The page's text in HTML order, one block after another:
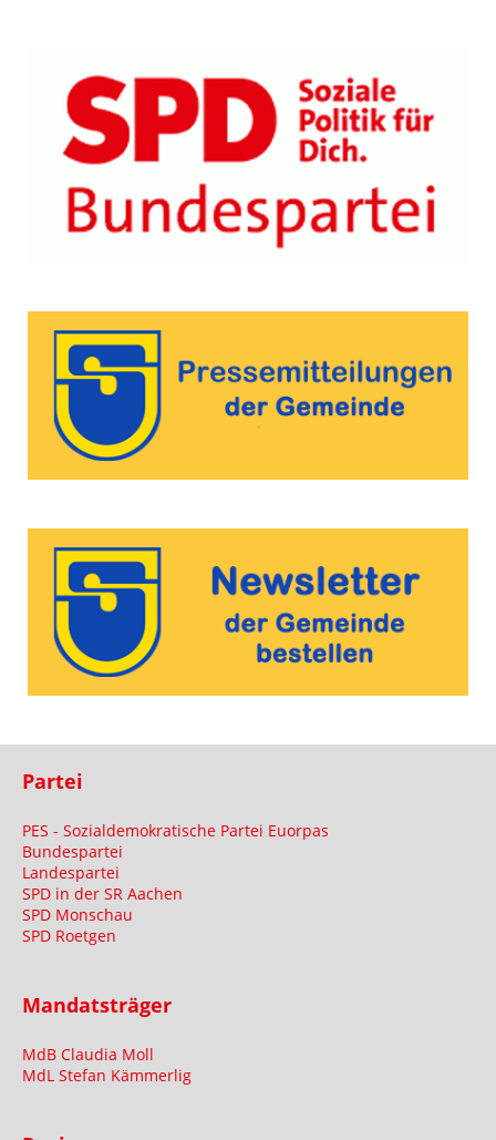
Partei
PES - Sozialdemokratische Partei Euorpas
Bundespartei
Landespartei
SPD in der SR Aachen
SPD Monschau
SPD Roetgen
Mandatsträger
MdB Claudia Moll
MdL Stefan Kämmerlig